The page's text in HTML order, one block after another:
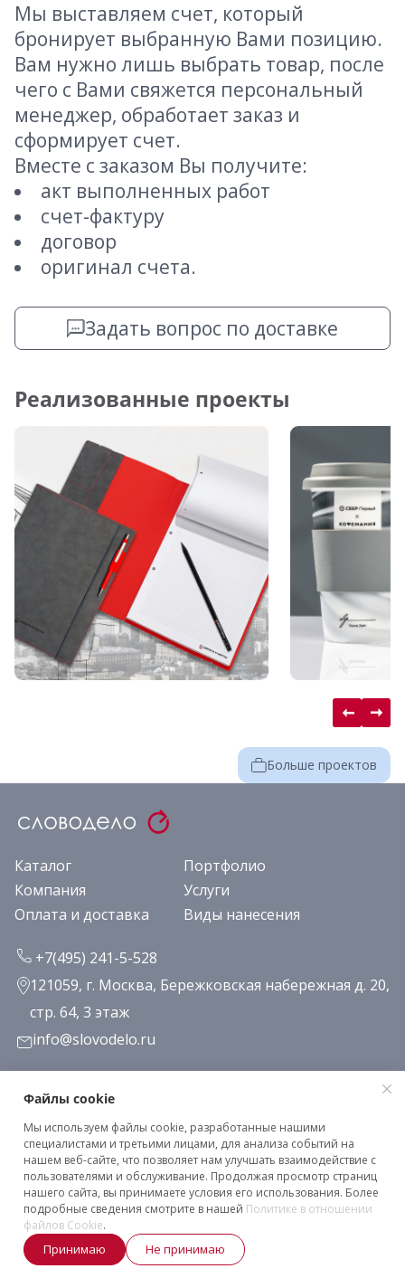
Мы выставляем счет, который
бронирует выбранную Вами позицию.
Вам нужно лишь выбрать товар, после
чего с Вами свяжется персональный
менеджер, обработает заказ и
сформирует счет.
Вместе с заказом Вы получите:
акт выполненных работ
счет-фактуру
договор
оригинал счета.
Задать вопрос по доставке
Реализованные проекты
Больше проектов
Каталог
Портфолио
Компания
Услуги
Оплата и доставка
Виды нанесения
+7(495) 241-5-528
121059, г. Москва, Бережковская набережная д. 20,
стр. 64, 3 этаж
info@slovodelo.ru
Заказать звонок
Подписаться на рассылку
Клиентское соглашение
Политика конфиденциальности
2026 © «Словодело». Все права защищены
Файлы cookie
Мы используем файлы cookie, разработанные нашими
специалистами и третьими лицами, для анализа событий на
нашем веб-сайте, что позволяет нам улучшать взаимодействие с
пользователями и обслуживание. Продолжая просмотр страниц
нашего сайта, вы принимаете условия его использования. Более
подробные сведения смотрите в нашей Политике в отношении
файлов Cookie.
Принимаю Не принимаю